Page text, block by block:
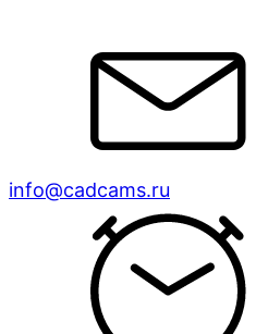
info@cadcams.ru